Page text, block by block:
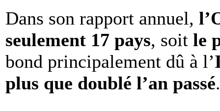
Dans son rapport annuel,
seulement 17 pays, soit le
bond principalement dû à l’
plus que doublé l’an passé.